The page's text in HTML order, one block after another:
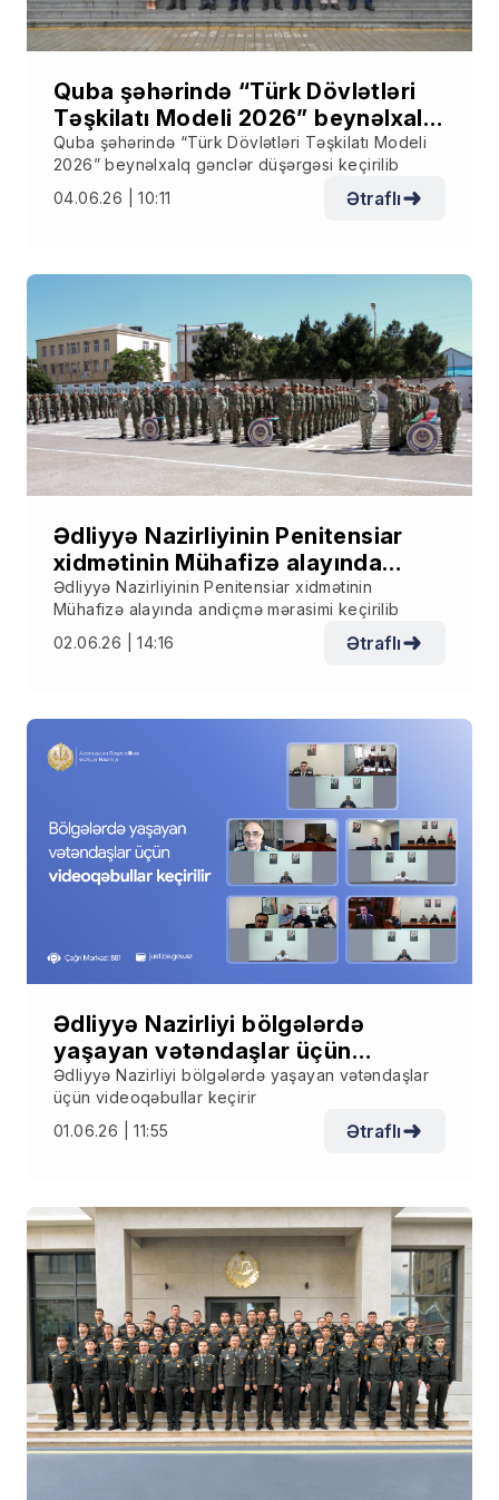
Quba şəhərində “Türk Dövlətləri
Təşkilatı Modeli 2026” beynəlxalq
gənclər düşərgəsi keçirilib
Quba şəhərində “Türk Dövlətləri Təşkilatı Modeli
2026” beynəlxalq gənclər düşərgəsi keçirilib
04.06.26 | 10:11
Ətraflı
Ədliyyə Nazirliyinin Penitensiar
xidmətinin Mühafizə alayında
andiçmə mərasimi keçirilib
Ədliyyə Nazirliyinin Penitensiar xidmətinin
Mühafizə alayında andiçmə mərasimi keçirilib
02.06.26 | 14:16
Ətraflı
Ədliyyə Nazirliyi bölgələrdə
yaşayan vətəndaşlar üçün
videoqəbullar keçirir
Ədliyyə Nazirliyi bölgələrdə yaşayan vətəndaşlar
üçün videoqəbullar keçirir
01.06.26 | 11:55
Ətraflı